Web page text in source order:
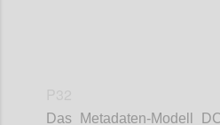
Das Metadaten-Modell